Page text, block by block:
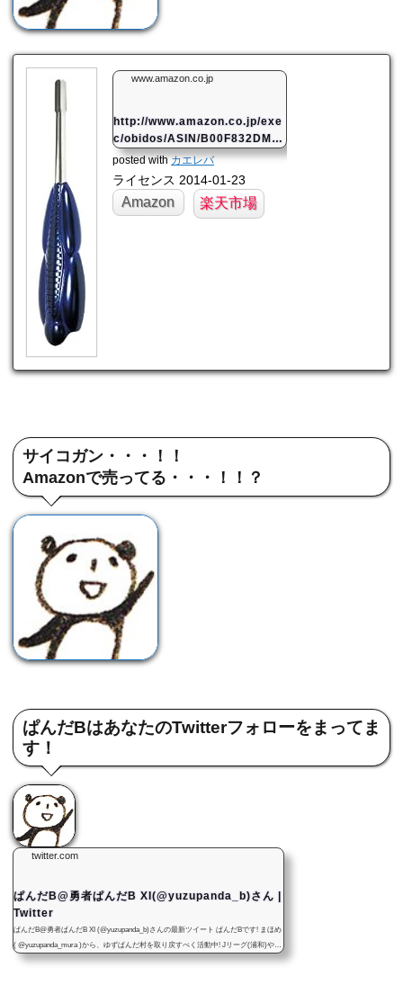
www.amazon.co.jp
http://www.amazon.co.jp/exe
c/obidos/ASIN/B00F832DM2/
mahome94-22/ref=nosim/
posted withカエレバ
ライセンス 2014-01-23
Amazon 楽天市場
サイコガン・・・！！
Amazonで売ってる・・・！！？
ぱんだBはあなたのTwitterフォローをまってま
す！
twitter.com
ぱんだB@勇者ぱんだB XI(@yuzupanda_b)さん |
Twitter
ぱんだB@勇者ぱんだB XI (@yuzupanda_b)さんの最新ツイート ぱんだBです! まほめ
( @yuzupanda_mura )から、ゆずぱんだ村を取り戻すべく活動中! Jリーグ(浦和)やゲ
ームにボードゲーム。まほめやぱんだBのボドゲ・ハンドメイド・イベント情報、